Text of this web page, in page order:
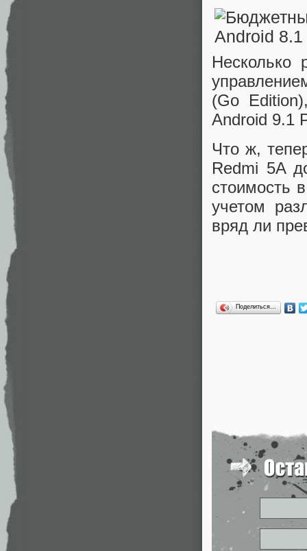
Несколько
(Go
Android 9.1
Что ж,
Redmi 5A
стоимость
учетом
вряд ли
Поделиться…